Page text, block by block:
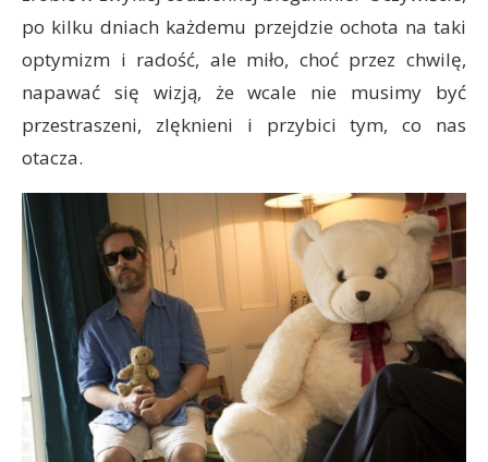
po kilku dniach każdemu przejdzie ochota na taki
optymizm i radość, ale miło, choć przez chwilę,
napawać się wizją, że wcale nie musimy być
przestraszeni, zlęknieni i przybici tym, co nas
otacza.